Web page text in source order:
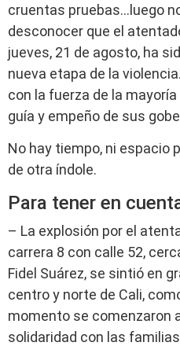
cruentas pruebas…luego
desconocer que el
jueves, 21 de agosto, ha
nueva etapa de la
con la fuerza de la
guía y empeño de sus
No hay tiempo, ni espacio
de otra índole.
Para tener en
– La explosión por el
carrera 8 con calle 52,
Fidel Suárez, se sintió en
centro y norte de Cali,
momento se comenzaron
solidaridad con las